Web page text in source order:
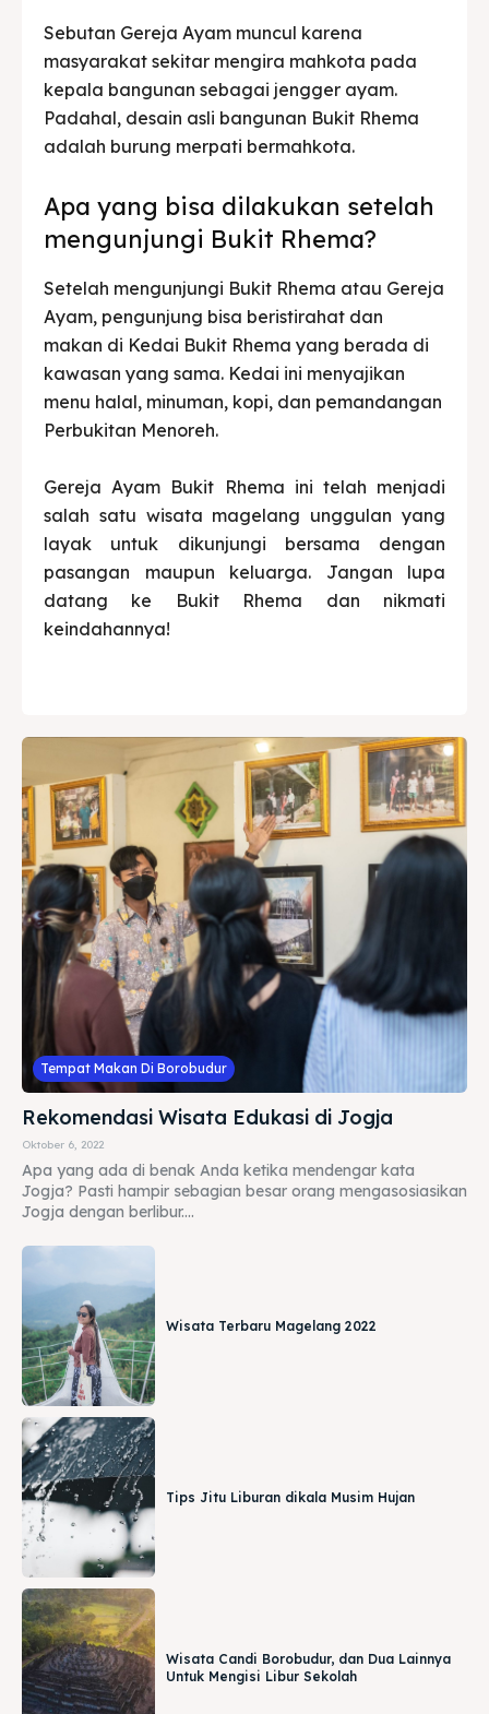
Sebutan Gereja Ayam muncul karena
masyarakat sekitar mengira mahkota pada
kepala bangunan sebagai jengger ayam.
Padahal, desain asli bangunan Bukit Rhema
adalah burung merpati bermahkota.
Apa yang bisa dilakukan setelah
mengunjungi Bukit Rhema?
Setelah mengunjungi Bukit Rhema atau Gereja
Ayam, pengunjung bisa beristirahat dan
makan di Kedai Bukit Rhema yang berada di
kawasan yang sama. Kedai ini menyajikan
menu halal, minuman, kopi, dan pemandangan
Perbukitan Menoreh.
Gereja Ayam Bukit Rhema ini telah menjadi
salah satu wisata magelang unggulan yang
layak untuk dikunjungi bersama dengan
pasangan maupun keluarga. Jangan lupa
datang ke Bukit Rhema dan nikmati
keindahannya!
Tempat Makan Di Borobudur
Rekomendasi Wisata Edukasi di Jogja
Oktober 6, 2022
Apa yang ada di benak Anda ketika mendengar kata
Jogja? Pasti hampir sebagian besar orang mengasosiasikan
Jogja dengan berlibur....
Wisata Terbaru Magelang 2022
Tips Jitu Liburan dikala Musim Hujan
Wisata Candi Borobudur, dan Dua Lainnya
Untuk Mengisi Libur Sekolah